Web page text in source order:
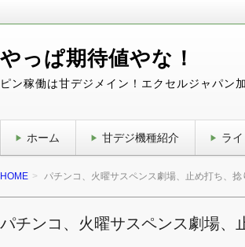
やっぱ期待値やな！
ピン稼働は甘デジメイン！エクセルジャパン加
ホーム 甘デジ機種紹介 ラ
HOME パチンコ、火曜サスペンス劇場、止め打ち、捻
パチンコ、火曜サスペンス劇場、